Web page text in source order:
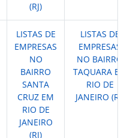
(RJ)
LISTAS DE
EMPRESAS
NO
BAIRRO
SANTA
CRUZ EM
RIO DE
JANEIRO
(RJ)
LISTAS DE
EMPRESAS
NO BAIRRO
TAQUARA EM
RIO DE
JANEIRO (RJ)